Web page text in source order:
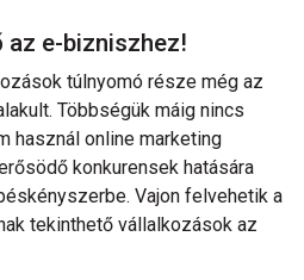
az e-bizniszhez!
túlnyomó része még az
Többségük máig nincs
használ online marketing
konkurensek hatására
Vajon felvehetik a
tekinthető vállalkozások az